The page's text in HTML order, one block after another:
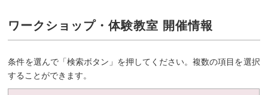
ワークショップ・体験教室 開催情報
条件を選んで「検索ボタン」を押してください。複数の項目を選択
することができます。